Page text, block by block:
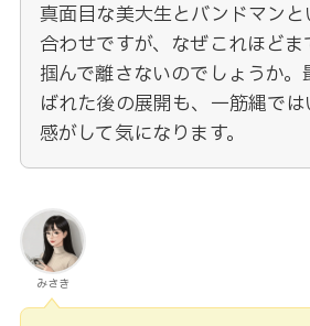
真面目な美大生とバンドマン
合わせですが、なぜこれほど
掴んで離さないのでしょうか
ばれた後の展開も、一筋縄で
感がして気になります。
みさき